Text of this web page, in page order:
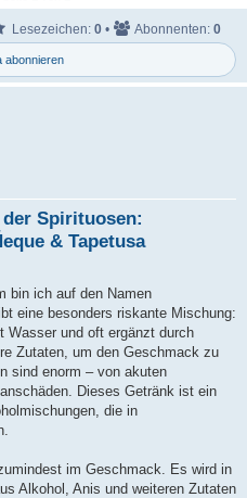
abonnieren
Lesezeichen: 0 • Abonnenten: 0
Spirituosen:
& Tapetusa
bin ich auf den Namen
eine besonders riskante Mischung:
Wasser und oft ergänzt durch
Zutaten, um den Geschmack zu
sind enorm – von akuten
Dieses Getränk ist ein
die in
im Geschmack. Es wird in
Alkohol, Anis und weiteren Zutaten